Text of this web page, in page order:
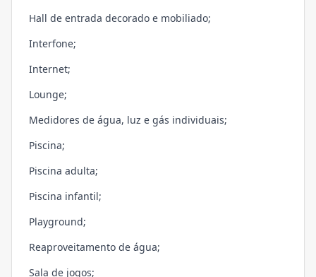
Hall de entrada decorado e mobiliado;
Interfone;
Internet;
Lounge;
Medidores de água, luz e gás individuais;
Piscina;
Piscina adulta;
Piscina infantil;
Playground;
Reaproveitamento de água;
Sala de jogos;